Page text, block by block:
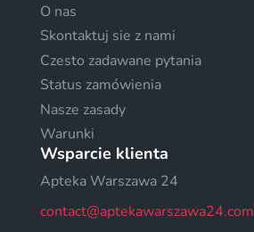
O nas
Skontaktuj sie z nami
Czesto zadawane pytania
Status zamówienia
Nasze zasady
Warunki
Wsparcie klienta
Apteka Warszawa 24
contact@aptekawarszawa24.com